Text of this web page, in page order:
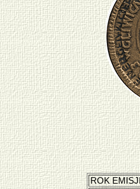
ROK EMISJI